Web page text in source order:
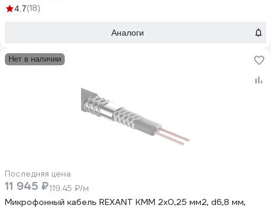
4.7(18)
Аналоги
Нет в наличии
Последняя цена
11 945 ₽119.45 ₽/м
Микрофонный кабель REXANT КММ 2х0,25 мм2, d6,8 мм,